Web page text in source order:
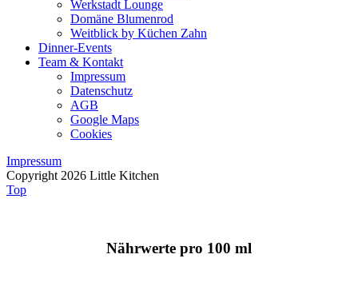
Werkstadt Lounge
Domäne Blumenrod
Weitblick by Küchen Zahn
Dinner-Events
Team & Kontakt
Impressum
Datenschutz
AGB
Google Maps
Cookies
Impressum
Copyright 2026 Little Kitchen
Top
Nährwerte pro 100 ml